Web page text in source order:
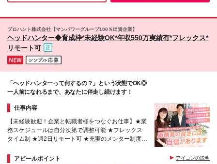
プロハント株式会社【マンパワーグループ100％出資企業】
ヘッドハンター◆育成枠*未経験OK*年収550万実績有*フレックス*
リモート可
「ヘッドハンターって何するの？」という状態でOK◎
一人前になれるまで、あなたに伴走し続けます！
仕事内容
【未経験歓迎！企業と転職者様をつなぐお仕事】★業
務スケジュールは自分次第で調整可能 ★フレックス
タイム制 ★週2日リモート可 ★充実のメンター制度で
アピールポイント
アイコンの説明